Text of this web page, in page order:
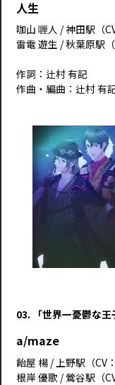
人生
咖山 喱人 / 神田駅（
雷電 遊生 / 秋葉原駅（
作詞：辻村 有記
作曲・編曲：辻村 有
03. 「世界一憂鬱な王
a/maze
飴屋 楊 / 上野駅（CV
根岸 優歌 / 鶯谷駅（